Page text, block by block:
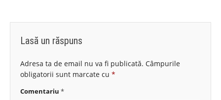
Lasă un răspuns
Adresa ta de email nu va fi publicată. Câmpurile
obligatorii sunt marcate cu *
Comentariu *